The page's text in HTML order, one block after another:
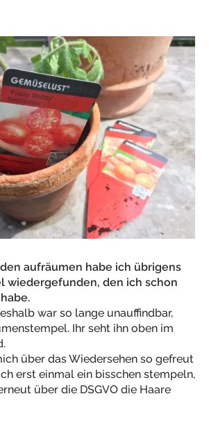
aufräumen habe ich übrigens
wiedergefunden, den ich schon
war so lange unauffindbar,
Ihr seht ihn oben im
über das Wiedersehen so gefreut
erst einmal ein bisschen stempeln,
über die DSGVO die Haare